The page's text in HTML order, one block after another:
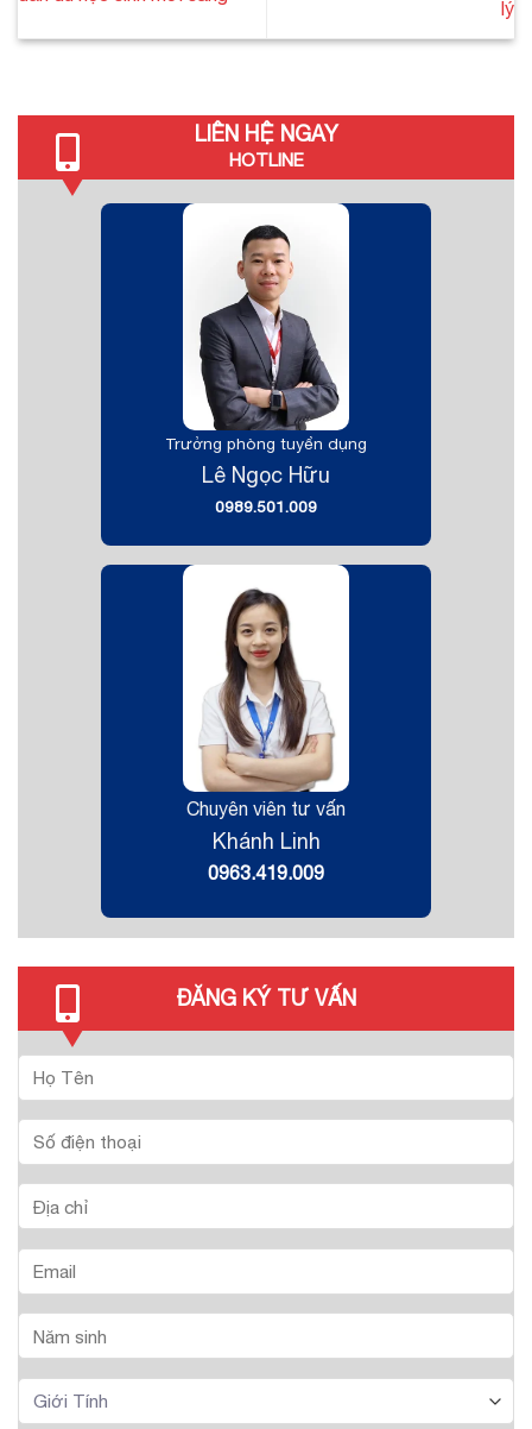
lý
LIÊN HỆ NGAY
HOTLINE
Trưởng phòng tuyển dụng
Lê Ngọc Hữu
0989.501.009
Chuyên viên tư vấn
Khánh Linh
0963.419.009
ĐĂNG KÝ TƯ VẤN